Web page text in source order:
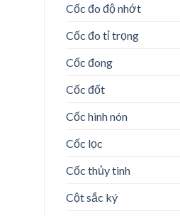
Cốc đo độ nhớt
Cốc đo tỉ trọng
Cốc đong
Cốc đốt
Cốc hình nón
Cốc lọc
Cốc thủy tinh
Cột sắc ký